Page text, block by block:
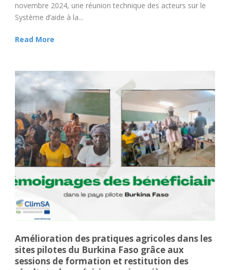
novembre 2024, une réunion technique des acteurs sur le
Système d’aide à la...
Read More
Amélioration des pratiques agricoles dans les
sites pilotes du Burkina Faso grâce aux
sessions de formation et restitution des